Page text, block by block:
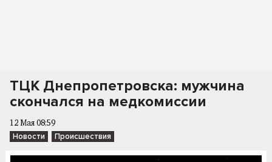
ТЦК Днепропетровска: мужчина
скончался на медкомиссии
12 Мая 08:59
Новости Происшествия